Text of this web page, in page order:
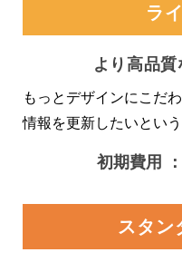
ラ
より高品
もっとデザインにこだ
情報を更新したいとい
初期費用 ：
スタン